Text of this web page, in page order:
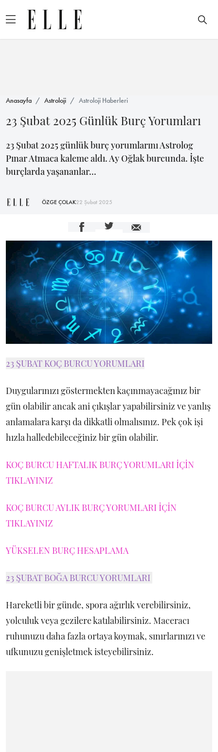
Anasayfa Astroloji Astroloji Haberleri
23 Şubat 2025 Günlük Burç Yorumları
23 Şubat 2025 günlük burç yorumlarını Astrolog
Pınar Atmaca kaleme aldı. Ay Oğlak burcunda. İşte
burçlarda yaşananlar...
ÖZGE ÇOLAK22 Şubat 2025
23 ŞUBAT KOÇ BURCU YORUMLARI
Duygularınızı göstermekten kaçınmayacağınız bir
gün olabilir ancak ani çıkışlar yapabilirsiniz ve yanlış
anlamalara karşı da dikkatli olmalısınız. Pek çok işi
hızla halledebileceğiniz bir gün olabilir.
KOÇ BURCU HAFTALIK BURÇ YORUMLARI İÇİN
TIKLAYINIZ
KOÇ BURCU AYLIK BURÇ YORUMLARI İÇİN
TIKLAYINIZ
YÜKSELEN BURÇ HESAPLAMA
23 ŞUBAT BOĞA BURCU YORUMLARI
Hareketli bir günde, spora ağırlık verebilirsiniz,
yolculuk veya gezilere katılabilirsiniz. Maceracı
ruhunuzu daha fazla ortaya koymak, sınırlarınızı ve
ufkunuzu genişletmek isteyebilirsiniz.